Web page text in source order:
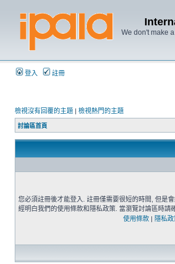
We don't make
登入 註冊
檢視沒有回覆的主題 | 檢視熱門的主題
討論區首頁
您必須註冊後才能登入. 註冊僅需要很短的時間, 但是
經明白我們的使用條款和隱私政策. 當瀏覽討論區時請
使用條款 | 隱私